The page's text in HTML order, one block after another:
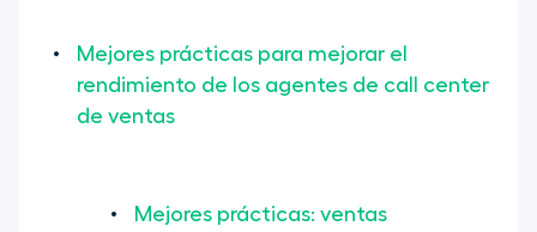
Mejores prácticas para mejorar el
rendimiento de los agentes de call center
de ventas
Mejores prácticas: ventas